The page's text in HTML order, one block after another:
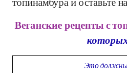
Веганские рецепты с
Это должны